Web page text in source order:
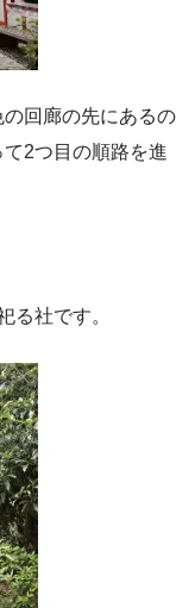
回廊の先にあるの
2つ目の順路を進
る社です。